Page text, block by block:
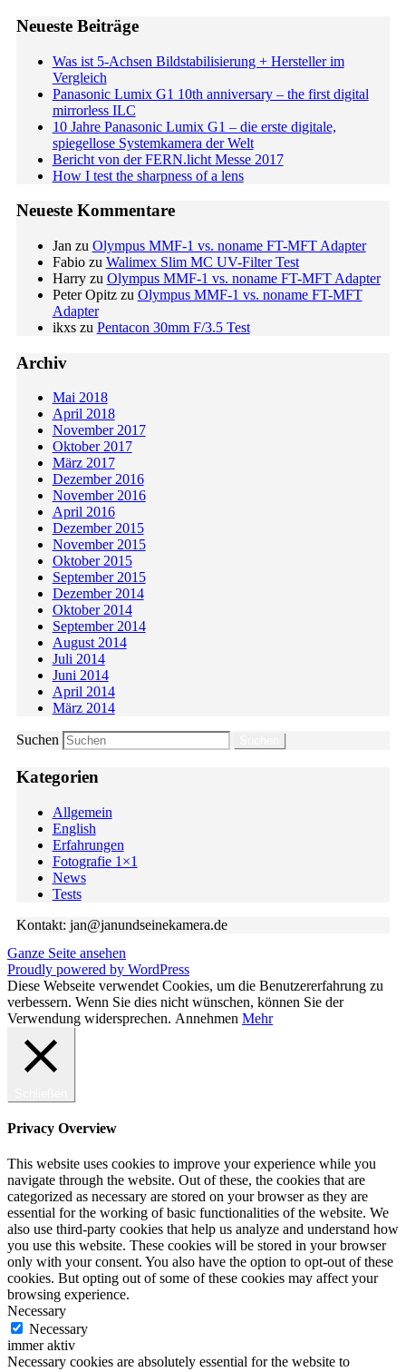
Neueste Beiträge
Was ist 5-Achsen Bildstabilisierung + Hersteller im
Vergleich
Panasonic Lumix G1 10th anniversary – the first digital
mirrorless ILC
10 Jahre Panasonic Lumix G1 – die erste digitale,
spiegellose Systemkamera der Welt
Bericht von der FERN.licht Messe 2017
How I test the sharpness of a lens
Neueste Kommentare
Jan zu Olympus MMF-1 vs. noname FT-MFT Adapter
Fabiozu Walimex Slim MC UV-Filter Test
Harryzu Olympus MMF-1 vs. noname FT-MFT Adapter
Peter Opitzzu Olympus MMF-1 vs. noname FT-MFT
Adapter
ikxszu Pentacon 30mm F/3.5 Test
Archiv
Mai 2018
April 2018
November 2017
Oktober 2017
März 2017
Dezember 2016
November 2016
April 2016
Dezember 2015
November 2015
Oktober 2015
September 2015
Dezember 2014
Oktober 2014
September 2014
August 2014
Juli 2014
Juni 2014
April 2014
März 2014
Suchen
Kategorien
Allgemein
English
Erfahrungen
Fotografie 1×1
News
Tests
Kontakt: jan@janundseinekamera.de
Ganze Seite ansehen
Proudly powered by WordPress
Diese Webseite verwendet Cookies, um die Benutzererfahrung zu
verbessern. Wenn Sie dies nicht wünschen, können Sie der
Verwendung widersprechen. Annehmen Mehr
Privacy Overview
This website uses cookies to improve your experience while you
navigate through the website. Out of these, the cookies that are
categorized as necessary are stored on your browser as they are
essential for the working of basic functionalities of the website. We
also use third-party cookies that help us analyze and understand how
you use this website. These cookies will be stored in your browser
only with your consent. You also have the option to opt-out of these
cookies. But opting out of some of these cookies may affect your
browsing experience.
Necessary
Necessary
immer aktiv
Necessary cookies are absolutely essential for the website to